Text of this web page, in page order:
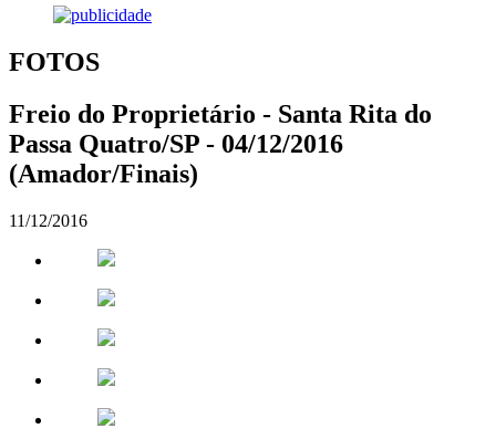
FOTOS
Freio do Proprietário - Santa Rita do
Passa Quatro/SP - 04/12/2016
(Amador/Finais)
11/12/2016